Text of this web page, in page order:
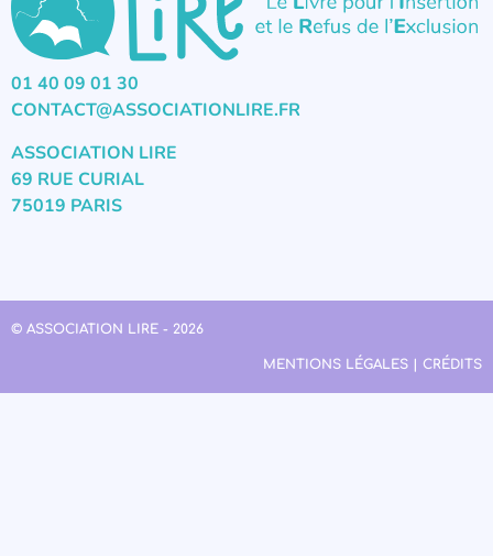
01 40 09 01 30
CONTACT@ASSOCIATIONLIRE.FR
ASSOCIATION LIRE
69 RUE CURIAL
75019 PARIS
© ASSOCIATION LIRE - 2026
MENTIONS LÉGALES | CRÉDITS